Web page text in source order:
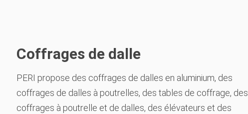
Coffrages de dalle
PERI propose des coffrages de dalles en aluminium, des
coffrages de dalles à poutrelles, des tables de coffrage, des
coffrages à poutrelle et de dalles, des élévateurs et des